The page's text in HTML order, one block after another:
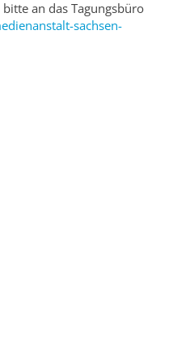
an das Tagungsbüro
sachsen-